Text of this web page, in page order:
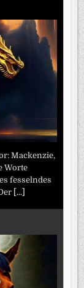
Mackenzie,
Worte
fesselndes
[...]